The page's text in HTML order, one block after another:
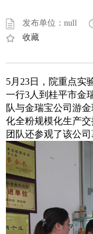
发布单位：null
收藏
5月23日，院重点实
一行3人到桂平市金
队与金瑞宝公司游
化全粉规模化生产
团队还参观了该公